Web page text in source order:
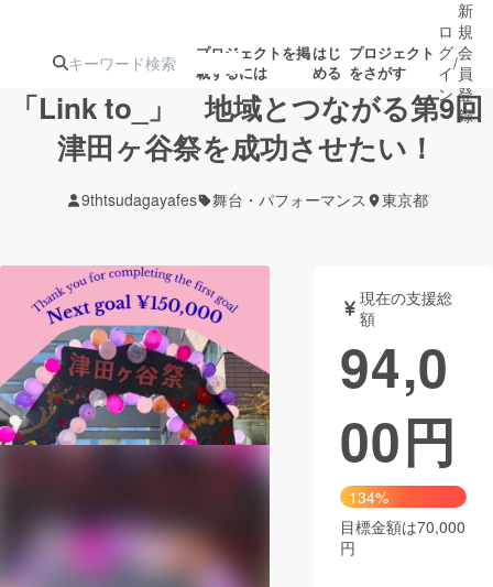
プロジェクトを掲
載するには
はじ
める
プロジェクト
をさがす
ターン
注目の新着プロ
ジェクト
募集終了が近いプ
ロジェクト
もうすぐ公開
されます
アート・写真 音楽
テクノロジー・ガジェット ゲーム・
映像・映画 書籍・雑誌
チャレンジ
まちづくり・地域活性化
ロ
グ
イ
ン
/
新
規
会
員
登
録
「Link to_」 地域とつながる第9回
津田ヶ谷祭を成功させたい！
9thtsudagayafes 舞台・パフォーマンス 東京都
現在の支援総
額
94,0
00円
134%
目標金額は70,000
円